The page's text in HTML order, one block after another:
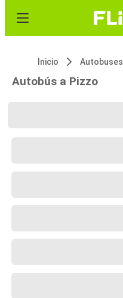
Inicio Autobuses
Autobús a Pizzo